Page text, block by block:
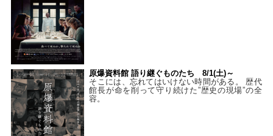
原爆資料館 語り継ぐものたち 8/1(土)～
そこには、忘れてはいけない時間がある。 歴代
館長が命を削って守り続けた”歴史の現場”の全
容。